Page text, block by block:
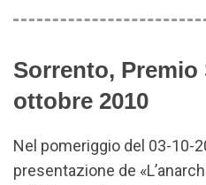
A via partenope
Sorrento, Premio
ottobre 2010
Nel pomeriggio del 03-10-
presentazione de